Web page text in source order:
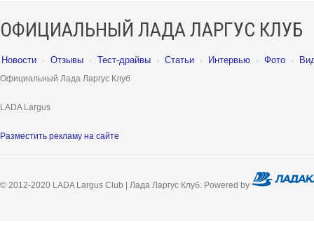
ОФИЦИАЛЬНЫЙ ЛАДА ЛАРГУС КЛУБ
Новости · Отзывы · Тест-драйвы · Статьи · Интервью · Фото ·
Официальный Лада Ларгус Клуб
LADA Largus
Разместить рекламу на сайте
© 2012-2020 LADA Largus Club | Лада Ларгус Клуб. Powered by